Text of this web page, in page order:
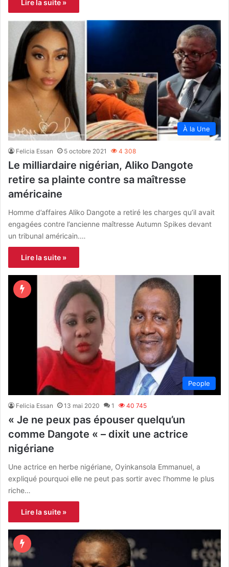
Lire la suite »
À la Une
Felicia Essan 5 octobre 2021 4 308
Le milliardaire nigérian, Aliko Dangote
retire sa plainte contre sa maîtresse
américaine
Homme d’affaires Aliko Dangote a retiré les charges qu’il avait
engagées contre l’ancienne maîtresse Autumn Spikes devant
un tribunal américain.…
Lire la suite »
People
Felicia Essan 13 mai 2020 1 40 745
« Je ne peux pas épouser quelqu’un
comme Dangote « – dixit une actrice
nigériane
Une actrice en herbe nigériane, Oyinkansola Emmanuel, a
expliqué pourquoi elle ne peut pas sortir avec l’homme le plus
riche…
Lire la suite »